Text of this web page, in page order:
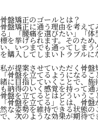
骨盤矯正のゴールとは？
骨盤矯正に通う理由を考え
る」「腰痛を選びたい」「
標を挙げられます。そのた
い、いつまでも通ってしま
を購入してしまいトラブル
私が提案させていただく骨盤
「骨盤を立てるようになる
緒に目指していくことで、
も納得のいく感覚を持って
骨盤を立てるとはどういうこ
「骨盤を立てる」とは、骨
然な姿勢を維持できる状態
で、次のような効果が期待で